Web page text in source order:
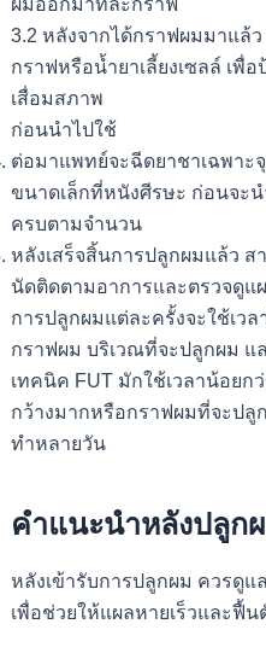
ผมออกมาทีละกราฟ
3.2 หลังจากได้กราฟผมมาแล้
กราฟหรือน้ำยาเลี้ยงเซลล์ เพื่
เสื่อมสภาพ
ก่อนนำไปใช้
ต่อมาแพทย์จะฉีดยาชาเฉพาะ
ขนาดเล็กที่หนังศีรษะ ก่อนจะ
ครบตามจำนวน
หลังเสร็จสิ้นการปลูกผมแล้ว
นัดติดตามอาการและตรวจดูแ
การปลูกผมแต่ละครั้งจะใช้เว
กราฟผม บริเวณที่จะปลูกผม แ
เทคนิค FUT มักใช้เวลาน้อย
กว้างมากหรือกราฟผมที่จะปลู
ทำหลายวัน
คำแนะนำหลังปลูก
หลังเข้ารับการปลูกผม ควรดู
เพื่อช่วยให้แผลหายเร็วและฟื้น